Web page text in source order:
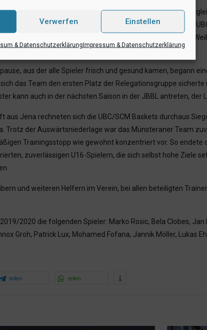
Verwerfen Einstellen
& DatenschutzerklärungImpressum & Datenschutzerklärung
holten sich die UBC/SCM Baskets direkt den direkten
weitere Siege. Aufgrund von Spielverlegungen durchlief das
gestalteten diese erfolgreich. Erst im letzten Spiel vor der
angetreten.
aus der alle Spieler frisch und gesund kamen, begann
das Team den ersten Platz der Relegationsgruppe
kann auch in der nächsten Saison in der JBBL antreten, der
aus Jena rechneten sich die UBC/SCM Baskets durchaus
Trotz der Auswärtsniederlage war das Münsteraner Team
Trainingsstopp wie gewohnt konzentriert vor. So endete
zuverlässigen U16-Spielern, die sich selbst hohe Ziele
und weiteren Helfern im Verein, bei allen beteiligten
2020 die folgenden Spieler: Marko Rosic, Bela Clobes,
Groh, Patrick Lux, Mohamed Fofana, Jannik Möller, Lukas
teilen teilen